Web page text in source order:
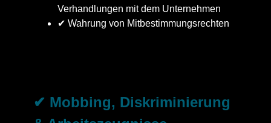
Verhandlungen mit dem Unternehmen
✔ Wahrung von Mitbestimmungsrechten
✔ Mobbing, Diskriminierung